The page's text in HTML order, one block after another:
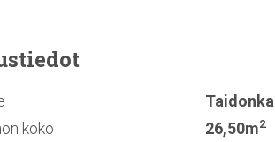
koko
26,50m2